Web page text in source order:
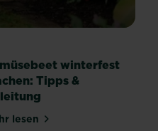
und
winterfest
Tipps &
lesen
über Gemüsebeet